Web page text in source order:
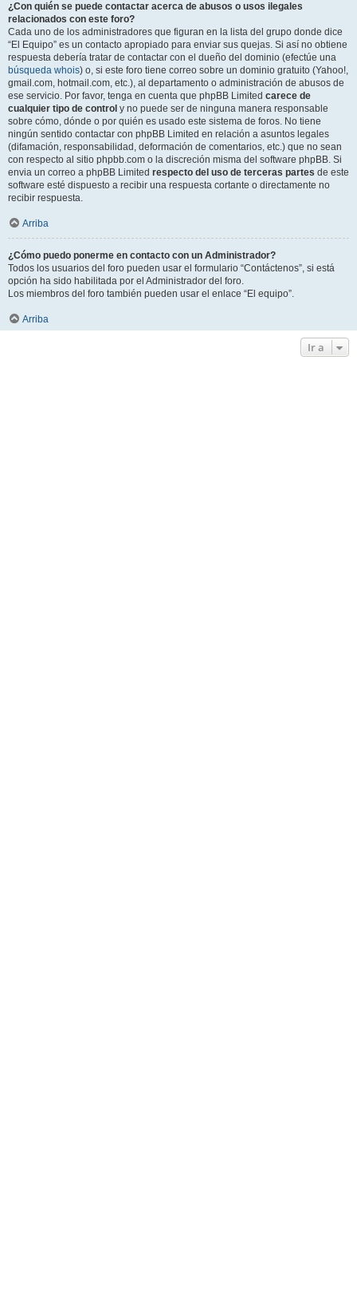
¿Con quién se puede contactar acerca de abusos o usos ilegales
relacionados con este foro?
Cada uno de los administradores que figuran en la lista del grupo donde dice
“El Equipo” es un contacto apropiado para enviar sus quejas. Si así no obtiene
respuesta debería tratar de contactar con el dueño del dominio (efectúe una
búsqueda whois) o, si este foro tiene correo sobre un dominio gratuito (Yahoo!,
gmail.com, hotmail.com, etc.), al departamento o administración de abusos de
ese servicio. Por favor, tenga en cuenta que phpBB Limited carece de
cualquier tipo de control y no puede ser de ninguna manera responsable
sobre cómo, dónde o por quién es usado este sistema de foros. No tiene
ningún sentido contactar con phpBB Limited en relación a asuntos legales
(difamación, responsabilidad, deformación de comentarios, etc.) que no sean
con respecto al sitio phpbb.com o la discreción misma del software phpBB. Si
envia un correo a phpBB Limited respecto del uso de terceras partes de este
software esté dispuesto a recibir una respuesta cortante o directamente no
recibir respuesta.
Arriba
¿Cómo puedo ponerme en contacto con un Administrador?
Todos los usuarios del foro pueden usar el formulario “Contáctenos”, si está
opción ha sido habilitada por el Administrador del foro.
Los miembros del foro también pueden usar el enlace “El equipo”.
Arriba
Ir a